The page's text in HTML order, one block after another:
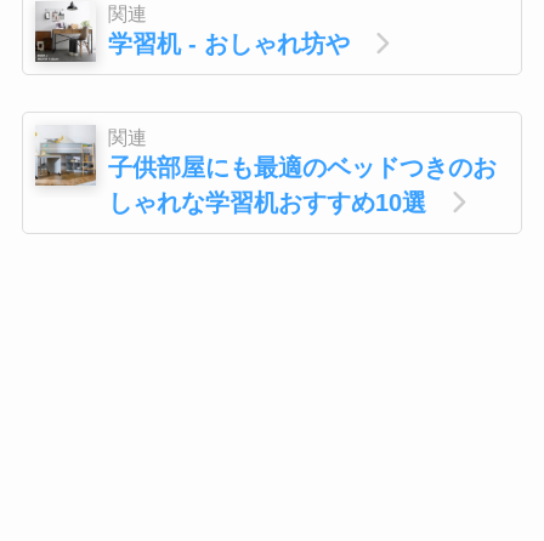
関連
学習机 - おしゃれ坊や
関連
子供部屋にも最適のベッドつきのお
しゃれな学習机おすすめ10選